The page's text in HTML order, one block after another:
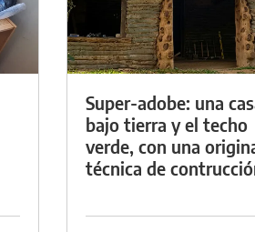
Super-adobe: una
bajo tierra y el techo
verde, con una
técnica de